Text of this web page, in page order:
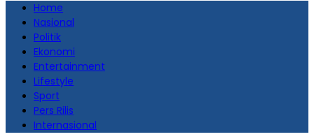
Home
Nasional
Politik
Ekonomi
Entertainment
Lifestyle
Sport
Pers Rilis
Internasional